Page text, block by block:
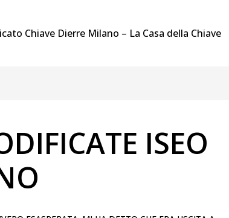
Chiave Dierre Milano – La Casa della Chiave
ISEO